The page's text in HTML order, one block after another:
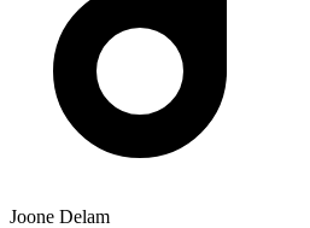
Joone Delam